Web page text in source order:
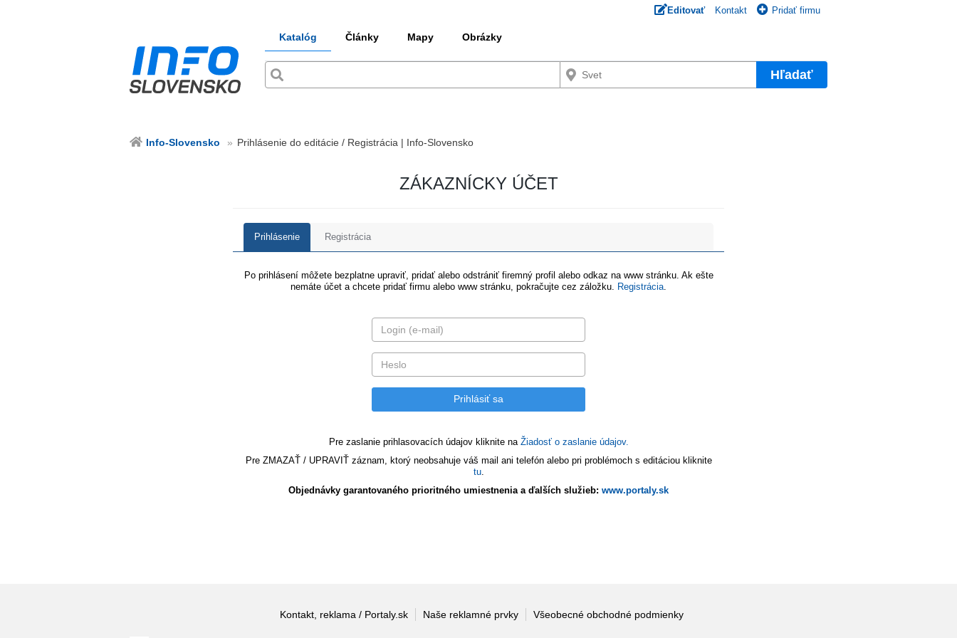
Editovať Kontakt Pridať firmu
Katalóg Články Mapy Obrázky
Hľadať
Info-Slovensko Prihlásenie do editácie / Registrácia | Info-Slovensko
ZÁKAZNÍCKY ÚČET
Prihlásenie Registrácia
Po prihlásení môžete bezplatne upraviť, pridať alebo odstrániť firemný profil alebo odkaz na www stránku. Ak ešte
nemáte účet a chcete pridať firmu alebo www stránku, pokračujte cez záložku.
Registrácia
Pre zaslanie prihlasovacích údajov kliknite na Žiadosť o zaslanie údajov.
Pre ZMAZAŤ / UPRAVIŤ záznam, ktorý neobsahuje váš mail ani telefón alebo pri problémoch s editáciou kliknite
tu.
Objednávky garantovaného prioritného umiestnenia a ďalších služieb: www.portaly.sk
Kontakt, reklama / Portaly.sk Naše reklamné prvky Všeobecné obchodné podmienky